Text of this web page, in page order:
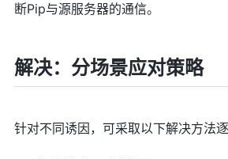
断Pip与源服务器的通信。
解决：分场景应对策略
针对不同诱因，可采取以下解决方法逐